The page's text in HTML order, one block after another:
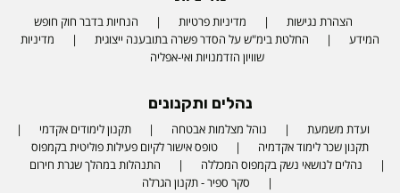
הצהרת נגישות מדיניות פרטיות
הנחיות בדבר חוק חופש
המידע
החלטת בימ"ש על הסדר פשרה בתובענה ייצוגית
מדיניות
שוויון הזדמנויות ואי-אפליה
נהלים ותקנונים
ועדת משמעת נוהל מצלמות אבטחה
תקנון לימודים אקדמי
תקנון שכר לימוד אקדמיה
טופס אישור לקיום פעילות פוליטית בקמפוס
נהלים לנושאי נשק בקמפוס המכללה
התנהלות במהלך שגרת חירום
סקר ספיר - תקנון הגרלה